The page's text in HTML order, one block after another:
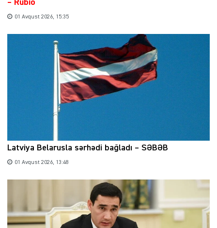
– Rubio
01 Avqust 2026, 15:35
Latviya Belarusla sərhədi bağladı – SƏBƏB
01 Avqust 2026, 13:48